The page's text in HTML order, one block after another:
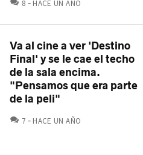
8 HACE UN AÑO
Va al cine a ver 'Destino
Final' y se le cae el techo
de la sala encima.
"Pensamos que era parte
de la peli"
7 COMENTARIOS
HACE UN AÑO